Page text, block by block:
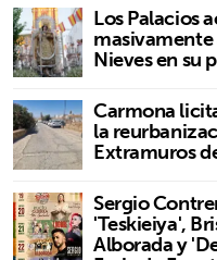
Los Palacios
masivamente
Nieves en su
Carmona
la
Extramuros
Sergio
'Teskieiya',
Alborada y